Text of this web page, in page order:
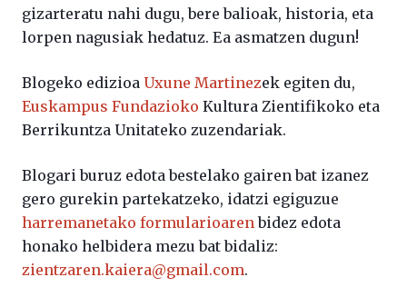
gizarteratu nahi dugu, bere balioak, historia, eta
lorpen nagusiak hedatuz. Ea asmatzen dugun!
Blogeko edizioa Uxune Martinezek egiten du,
Euskampus Fundazioko Kultura Zientifikoko eta
Berrikuntza Unitateko zuzendariak.
Blogari buruz edota bestelako gairen bat izanez
gero gurekin partekatzeko, idatzi egiguzue
harremanetako formularioarenbidez edota
honako helbidera mezu bat bidaliz:
zientzaren.kaiera@gmail.com.